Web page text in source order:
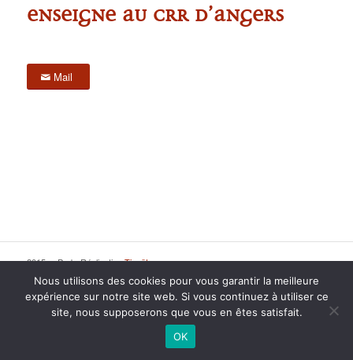
Enseigne au CRR d’Angers
Mail
2015 anPad - RéalisationTicoët
Mentions Légales
Nous écrire
Nous utilisons des cookies pour vous garantir la meilleure
expérience sur notre site web. Si vous continuez à utiliser ce
site, nous supposerons que vous en êtes satisfait.
OK